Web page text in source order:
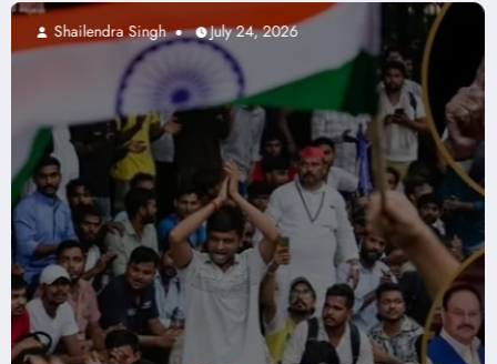
Abhishek pandey July 24, 2026